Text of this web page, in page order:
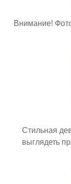
Внимание!
Стильная
выглядеть